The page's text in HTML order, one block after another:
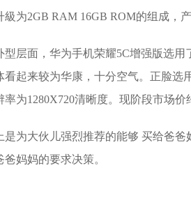
級为2GB RAM 16GB ROM的组成，
型层面，华为手机荣耀5C增强版选
看起来较为华康，十分空气。正脸选
率为1280X720清晰度。现阶段市场价
是为大伙儿强烈推荐的能够 买给爸
爸妈妈的要求决策。